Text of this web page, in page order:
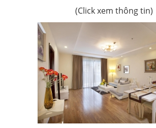
(Click xem thông tin)